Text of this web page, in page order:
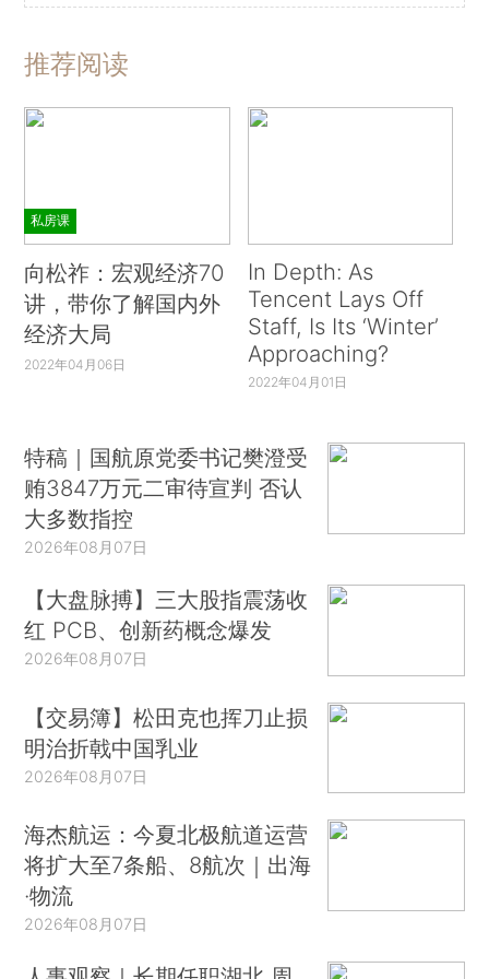
推荐阅读
私房课
向松祚：宏观经济70
讲，带你了解国内外
经济大局
2022年04月06日
In Depth: As
Tencent Lays Off
Staff, Is Its ‘Winter’
Approaching?
2022年04月01日
特稿｜国航原党委书记樊澄受
贿3847万元二审待宣判 否认
大多数指控
2026年08月07日
【大盘脉搏】三大股指震荡收
红 PCB、创新药概念爆发
2026年08月07日
【交易簿】松田克也挥刀止损
明治折戟中国乳业
2026年08月07日
海杰航运：今夏北极航道运营
将扩大至7条船、8航次｜出海
·物流
2026年08月07日